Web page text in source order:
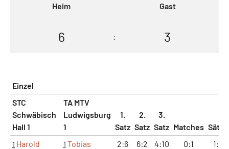
Heim Gast
6 : 3
Einzel
STC
Schwäbisch
Hall 1
TA MTV
Ludwigsburg
1
1.
Satz
2.
Satz
3.
Satz Matches Sätze
1 Harold
1 Tobias
2:6 6:2 4:10 0:1 1:2